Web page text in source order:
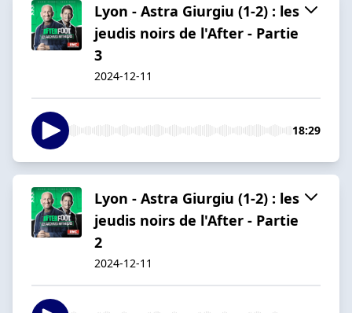
Lyon - Astra Giurgiu (1-2) : les
jeudis noirs de l'After - Partie
3
2024-12-11
18:29
Lyon - Astra Giurgiu (1-2) : les
jeudis noirs de l'After - Partie
2
2024-12-11